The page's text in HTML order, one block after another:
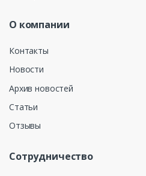
О компании
Контакты
Новости
Архив новостей
Статьи
Отзывы
Сотрудничество